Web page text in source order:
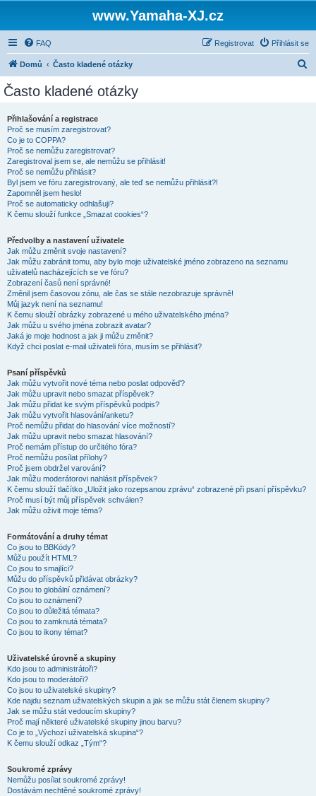
www.Yamaha-XJ.cz
FAQ Přihlásit se
Registrovat
Domů Často kladené otázky
Často kladené otázky
Přihlašování a registrace
Proč se musím zaregistrovat?
Co je to COPPA?
Proč se nemůžu zaregistrovat?
Zaregistroval jsem se, ale nemůžu se přihlásit!
Proč se nemůžu přihlásit?
Byl jsem ve fóru zaregistrovaný, ale teď se nemůžu přihlásit?!
Zapomněl jsem heslo!
Proč se automaticky odhlašuji?
K čemu slouží funkce „Smazat cookies“?
Předvolby a nastavení uživatele
Jak můžu změnit svoje nastavení?
Jak můžu zabránit tomu, aby bylo moje uživatelské jméno zobrazeno na seznamu
uživatelů nacházejících se ve fóru?
Zobrazení časů není správné!
Změnil jsem časovou zónu, ale čas se stále nezobrazuje správně!
Můj jazyk není na seznamu!
K čemu slouží obrázky zobrazené u mého uživatelského jména?
Jak můžu u svého jména zobrazit avatar?
Jaká je moje hodnost a jak ji můžu změnit?
Když chci poslat e-mail uživateli fóra, musím se přihlásit?
Psaní příspěvků
Jak můžu vytvořit nové téma nebo poslat odpověď?
Jak můžu upravit nebo smazat příspěvek?
Jak můžu přidat ke svým příspěvků podpis?
Jak můžu vytvořit hlasování/anketu?
Proč nemůžu přidat do hlasování více možností?
Jak můžu upravit nebo smazat hlasování?
Proč nemám přístup do určitého fóra?
Proč nemůžu posílat přílohy?
Proč jsem obdržel varování?
Jak můžu moderátorovi nahlásit příspěvek?
K čemu slouží tlačítko „Uložit jako rozepsanou zprávu“ zobrazené při psaní příspěvku?
Proč musí být můj příspěvek schválen?
Jak můžu oživit moje téma?
Formátování a druhy témat
Co jsou to BBKódy?
Můžu použít HTML?
Co jsou to smajlíci?
Můžu do příspěvků přidávat obrázky?
Co jsou to globální oznámení?
Co jsou to oznámení?
Co jsou to důležitá témata?
Co jsou to zamknutá témata?
Co jsou to ikony témat?
Uživatelské úrovně a skupiny
Kdo jsou to administrátoři?
Kdo jsou to moderátoři?
Co jsou to uživatelské skupiny?
Kde najdu seznam uživatelských skupin a jak se můžu stát členem skupiny?
Jak se můžu stát vedoucím skupiny?
Proč mají některé uživatelské skupiny jinou barvu?
Co je to „Výchozí uživatelská skupina“?
K čemu slouží odkaz „Tým“?
Soukromé zprávy
Nemůžu posílat soukromé zprávy!
Dostávám nechtěné soukromé zprávy!